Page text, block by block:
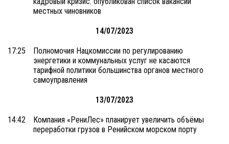
местных чиновников
14/07/2023
17:25
Полномочия Нацкомиссии по регулированию
энергетики и коммунальных услуг не касаются
тарифной политики большинства органов местного
самоуправления
13/07/2023
14:42
Компания «РениЛес» планирует увеличить объёмы
переработки грузов в Ренийском морском порту